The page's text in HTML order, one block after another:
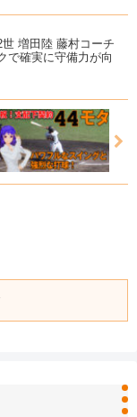
増田陸 藤村コーチ
で確実に守備力が向